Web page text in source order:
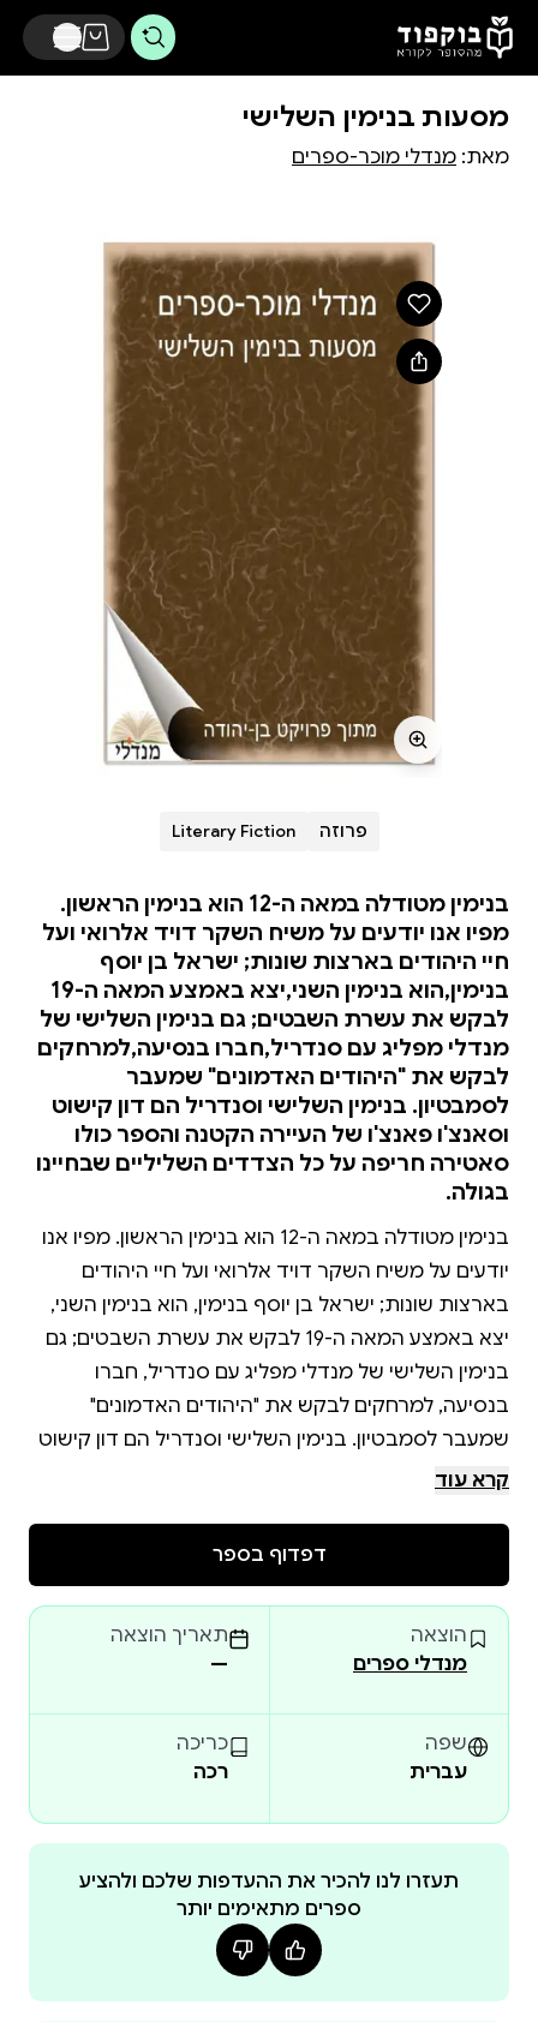
דלג לתוכן הראשי
מסעות בנימין השלישי
מאת: מנדלי מוכר-ספרים
פרוזה Literary Fiction
בנימין מטודלה במאה ה-12 הוא בנימין הראשון.
מפיו אנו יודעים על משיח השקר דויד אלרואי ועל
חיי היהודים בארצות שונות; ישראל בן יוסף
בנימין,הוא בנימין השני,יצא באמצע המאה ה-19
לבקש את עשרת השבטים; גם בנימין השלישי של
מנדלי מפליג עם סנדריל,חברו בנסיעה,למרחקים
לבקש את "היהודים האדמונים" שמעבר
לסמבטיון. בנימין השלישי וסנדריל הם דון קישוט
וסאנצ'ו פאנצ'ו של העיירה הקטנה והספר כולו
סאטירה חריפה על כל הצדדים השליליים שבחיינו
בגולה.
בנימין מטודלה במאה ה-12 הוא בנימין הראשון. מפיו אנו
יודעים על משיח השקר דויד אלרואי ועל חיי היהודים
בארצות שונות; ישראל בן יוסף בנימין, הוא בנימין השני,
יצא באמצע המאה ה-19 לבקש את עשרת השבטים; גם
בנימין השלישי של מנדלי מפליג עם סנדריל, חברו
בנסיעה, למרחקים לבקש את "היהודים האדמונים"
שמעבר לסמבטיון. בנימין השלישי וסנדריל הם דון קישוט
וסאנצ'ו פאנצ'ו של העיירה הקטנה והספר כולו סאטירה
קרא עוד
דפדוף בספר
הוצאה
מנדלי ספרים
תאריך הוצאה
—
שפה
עברית
כריכה
רכה
תעזרו לנו להכיר את ההעדפות שלכם ולהציע
ספרים מתאימים יותר